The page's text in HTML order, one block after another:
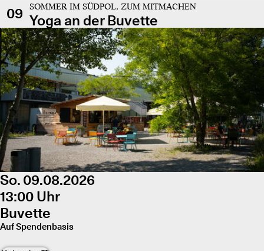
09
SOMMER IM SÜDPOL, ZUM MITMACHEN
Yoga an der Buvette
So. 09.08.2026
13:00 Uhr
Buvette
Auf Spendenbasis